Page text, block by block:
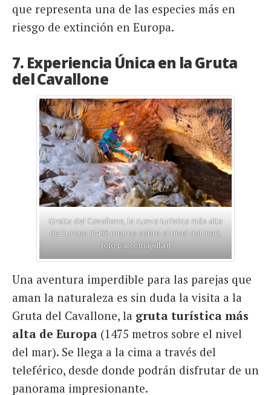
que representa una de las especies más en
riesgo de extinción en Europa.
7. Experiencia Única en la Gruta
del Cavallone
Grotta del Cavallone, la cueva turística más alta
de Europa (1475 metros sobre el nivel del mar),
foto parcomajella.it
Una aventura imperdible para las parejas que
aman la naturaleza es sin duda la visita a la
Gruta del Cavallone, la gruta turística más
alta de Europa (1475 metros sobre el nivel
del mar). Se llega a la cima a través del
teleférico, desde donde podrán disfrutar de un
panorama impresionante.